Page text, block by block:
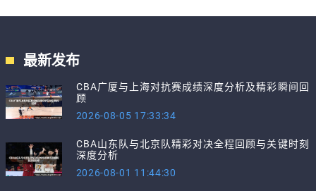
最新发布
CBA广厦与上海对抗赛成绩深度分析及精彩瞬间回
顾
2026-08-05 17:33:34
CBA山东队与北京队精彩对决全程回顾与关键时刻
深度分析
2026-08-01 11:44:30